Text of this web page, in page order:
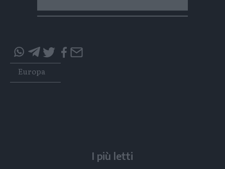
questo
articolo
su
questo
articolo
su
Tags
Europa
I più letti